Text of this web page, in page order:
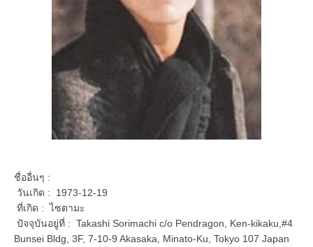
ชื่ออื่นๆ :
วันเกิด : 1973-12-19
ที่เกิด : ไซตามะ
ปัจจุบันอยู่ที่ : Takashi Sorimachi c/o Pendragon, Ken-kikaku,#4
Bunsei Bldg, 3F, 7-10-9 Akasaka, Minato-Ku, Tokyo 107 Japan